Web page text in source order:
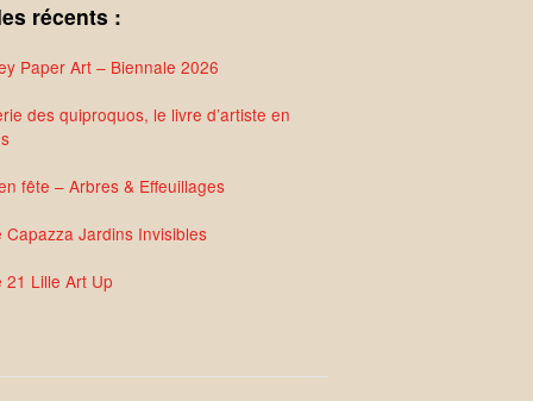
récents :
Paper Art – Biennale 2026
des quiproquos, le livre d’artiste en
fête – Arbres & Effeuillages
Capazza Jardins Invisibles
21 Lille Art Up